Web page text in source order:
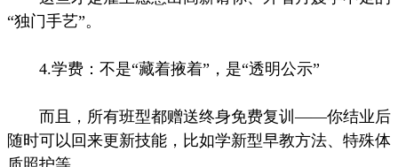
“独门手艺”。
4.学费：不是“藏着掖着”，是“透明公示”
而且，所有班型都赠送终身免费复训——你结业后
随时可以回来更新技能，比如学新型早教方法、特殊体